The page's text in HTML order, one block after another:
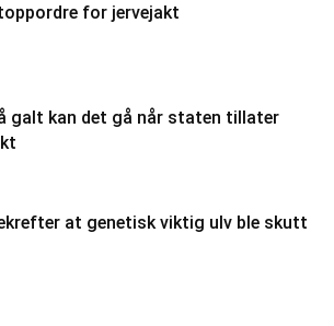
for jervejakt
galt kan det gå når staten tillater
at genetisk viktig ulv ble skutt